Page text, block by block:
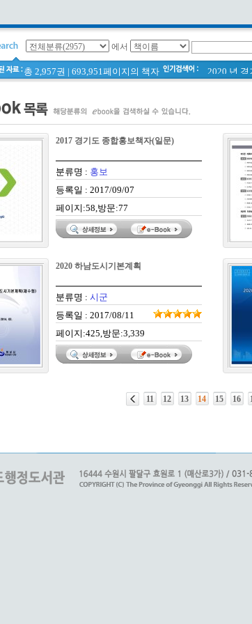
에서
총 2,957권 | 693,951페이지의 책자 2020 년 경
2021 경기
경기도 바
국토의 계
의회소식
2017 경기도 종합홍보책자(일문)
분류명 : 홍보
등록일 : 2017/09/07
페이지:58,방문:77
2020 하남도시기본계획
분류명 :시군
등록일 : 2017/08/11
페이지:425,방문:3,339
11 12 13 14 15 16